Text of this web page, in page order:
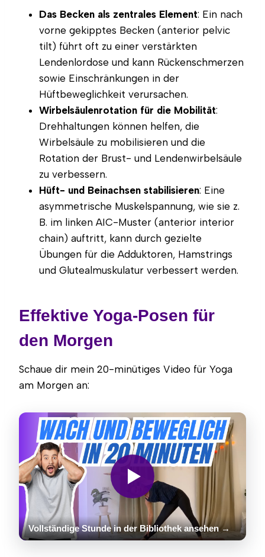
Das Becken als zentrales Element: Ein nach
vorne gekipptes Becken (anterior pelvic
tilt) führt oft zu einer verstärkten
Lendenlordose und kann Rückenschmerzen
sowie Einschränkungen in der
Hüftbeweglichkeit verursachen.
Wirbelsäulenrotation für die Mobilität:
Drehhaltungen können helfen, die
Wirbelsäule zu mobilisieren und die
Rotation der Brust- und Lendenwirbelsäule
zu verbessern.
Hüft- und Beinachsen stabilisieren: Eine
asymmetrische Muskelspannung, wie sie z.
B. im linken AIC-Muster (anterior interior
chain) auftritt, kann durch gezielte
Übungen für die Adduktoren, Hamstrings
und Glutealmuskulatur verbessert werden.
Effektive Yoga-Posen für
den Morgen
Schaue dir mein 20-minütiges Video für Yoga
am Morgen an:
Vollständige Stunde in der Bibliothek ansehen →